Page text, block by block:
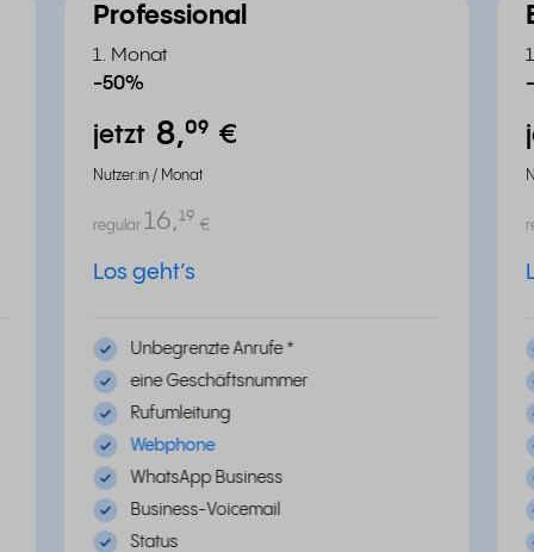
Professional
1. Monat
-50%
jetzt €
8,⁰⁹
Nutzer:in / Monat
regulär €
16,¹⁹
Los geht’s
Unbegrenzte Anrufe *
eine Geschäftsnummer
Rufumleitung
Webphone
WhatsApp Business
Business-Voicemail
Status